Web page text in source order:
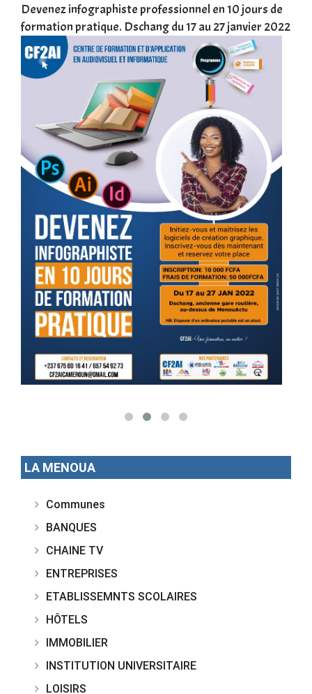
Devenez infographiste professionnel en 10 jours de
formation pratique. Dschang du 17 au 27 janvier 2022
LA MENOUA
Communes
BANQUES
CHAINE TV
ENTREPRISES
ETABLISSEMNTS SCOLAIRES
HÔTELS
IMMOBILIER
INSTITUTION UNIVERSITAIRE
LOISIRS